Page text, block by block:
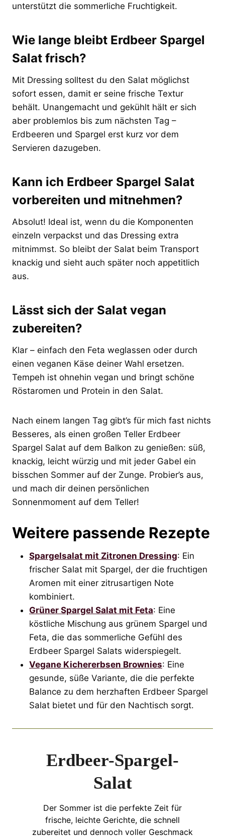
unterstützt die sommerliche Fruchtigkeit.
Wie lange bleibt Erdbeer Spargel
Salat frisch?
Mit Dressing solltest du den Salat möglichst
sofort essen, damit er seine frische Textur
behält. Unangemacht und gekühlt hält er sich
aber problemlos bis zum nächsten Tag –
Erdbeeren und Spargel erst kurz vor dem
Servieren dazugeben.
Kann ich Erdbeer Spargel Salat
vorbereiten und mitnehmen?
Absolut! Ideal ist, wenn du die Komponenten
einzeln verpackst und das Dressing extra
mitnimmst. So bleibt der Salat beim Transport
knackig und sieht auch später noch appetitlich
aus.
Lässt sich der Salat vegan
zubereiten?
Klar – einfach den Feta weglassen oder durch
einen veganen Käse deiner Wahl ersetzen.
Tempeh ist ohnehin vegan und bringt schöne
Röstaromen und Protein in den Salat.
Nach einem langen Tag gibt’s für mich fast nichts
Besseres, als einen großen Teller Erdbeer
Spargel Salat auf dem Balkon zu genießen: süß,
knackig, leicht würzig und mit jeder Gabel ein
bisschen Sommer auf der Zunge. Probier’s aus,
und mach dir deinen persönlichen
Sonnenmoment auf dem Teller!
Weitere passende Rezepte
Spargelsalat mit Zitronen Dressing: Ein
frischer Salat mit Spargel, der die fruchtigen
Aromen mit einer zitrusartigen Note
kombiniert.
Grüner Spargel Salat mit Feta: Eine
köstliche Mischung aus grünem Spargel und
Feta, die das sommerliche Gefühl des
Erdbeer Spargel Salats widerspiegelt.
Vegane Kichererbsen Brownies: Eine
gesunde, süße Variante, die die perfekte
Balance zu dem herzhaften Erdbeer Spargel
Salat bietet und für den Nachtisch sorgt.
Erdbeer-Spargel-
Salat
Der Sommer ist die perfekte Zeit für
frische, leichte Gerichte, die schnell
zubereitet und dennoch voller Geschmack